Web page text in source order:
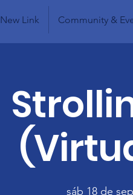
New Link Community &
sáb 18 de sep